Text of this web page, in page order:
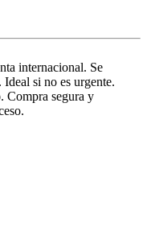
internacional. Se
si no es urgente.
Compra segura y